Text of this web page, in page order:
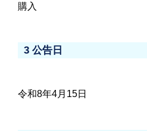
購入
3 公告日
令和8年4月15日